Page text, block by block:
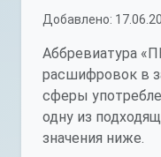
Добавлено:
Аббревиатура
расшифровок в
сферы
одну из
значения ниже.